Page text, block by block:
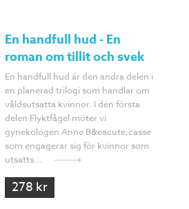
En handfull hud - En
roman om tillit och svek
En handfull hud är den andra delen i
en planerad trilogi som handlar om
våldsutsatta kvinnor. I den första
delen Flyktfågel möter vi
gynekologen Anne B&eacute;casse
som engagerar sig för kvinnor som
utsatts...
278 kr